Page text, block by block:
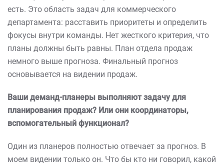
есть. Это область задач для коммерческого
департамента: расставить приоритеты и определить
фокусы внутри команды. Нет жесткого критерия, что
планы должны быть равны. План отдела продаж
немного выше прогноза. Финальный прогноз
основывается на видении продаж.
Ваши деманд-планеры выполняют задачу для
планирования продаж? Или они координаторы,
вспомогательный функционал?
Один из планеров полностью отвечает за прогноз. В
моем видении только он. Что бы кто ни говорил, какой